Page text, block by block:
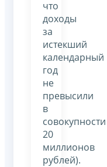
что
доходы
за
истекший
календарный
год
не
превысили
в
совокупности
20
миллионов
рублей).